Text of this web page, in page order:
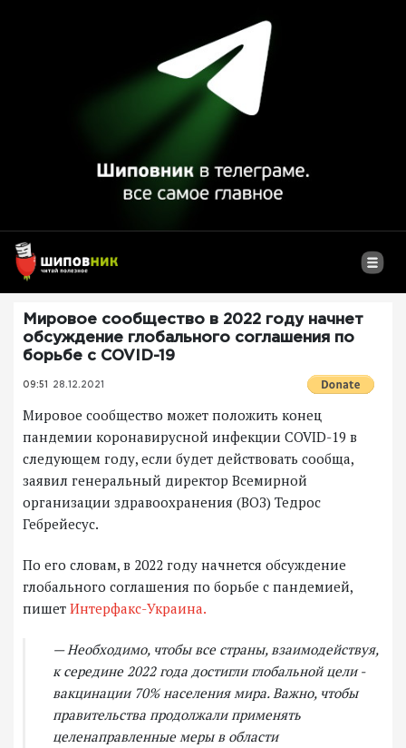
Мировое сообщество в 2022 году начнет
обсуждение глобального соглашения по
борьбе с COVID-19
09:51 28.12.2021
Мировое сообщество может положить конец
пандемии коронавирусной инфекции COVID-19 в
следующем году, если будет действовать сообща,
заявил генеральный директор Всемирной
организации здравоохранения (ВОЗ) Тедрос
Гебрейесус.
По его словам, в 2022 году начнется обсуждение
глобального соглашения по борьбе с пандемией,
пишет Интерфакс-Украина.
— Необходимо, чтобы все страны, взаимодействуя,
к середине 2022 года достигли глобальной цели -
вакцинации 70% населения мира. Важно, чтобы
правительства продолжали применять
целенаправленные меры в области